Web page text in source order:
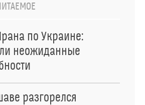
по Украине:
неожиданные
разгорелся